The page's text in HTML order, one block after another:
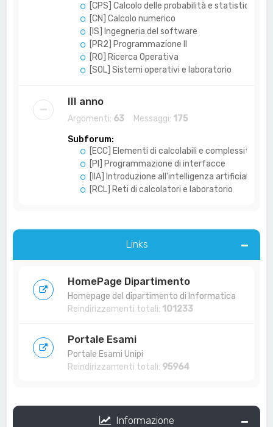
[CPS] Calcolo delle probabilità e statistica
[CN] Calcolo numerico
[IS] Ingegneria del software
[PR2] Programmazione II
[RO] Ricerca Operativa
[SOL] Sistemi operativi e laboratorio
III anno
Argomenti: 63 Messaggi: 175
Subforum:
[ECC] Elementi di calcolabili e complessità
[PI] Programmazione di interfacce
[IIA] Introduzione all'intelligenza artificiale
[RCL] Reti di calcolatori e laboratorio
Links
HomePage Dipartimento
Homepage del dipartimento di Informatica
Reindirizzamenti totali: 101233
Portale Esami
Portale Esami Unipi
Reindirizzamenti totali: 95964
Informazione